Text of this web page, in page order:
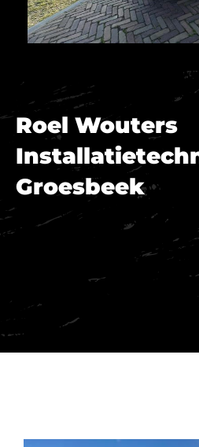
Roel Wouters
Groesbeek